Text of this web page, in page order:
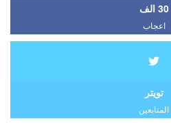
30 الف
اعجاب
تويتر
المتابعين